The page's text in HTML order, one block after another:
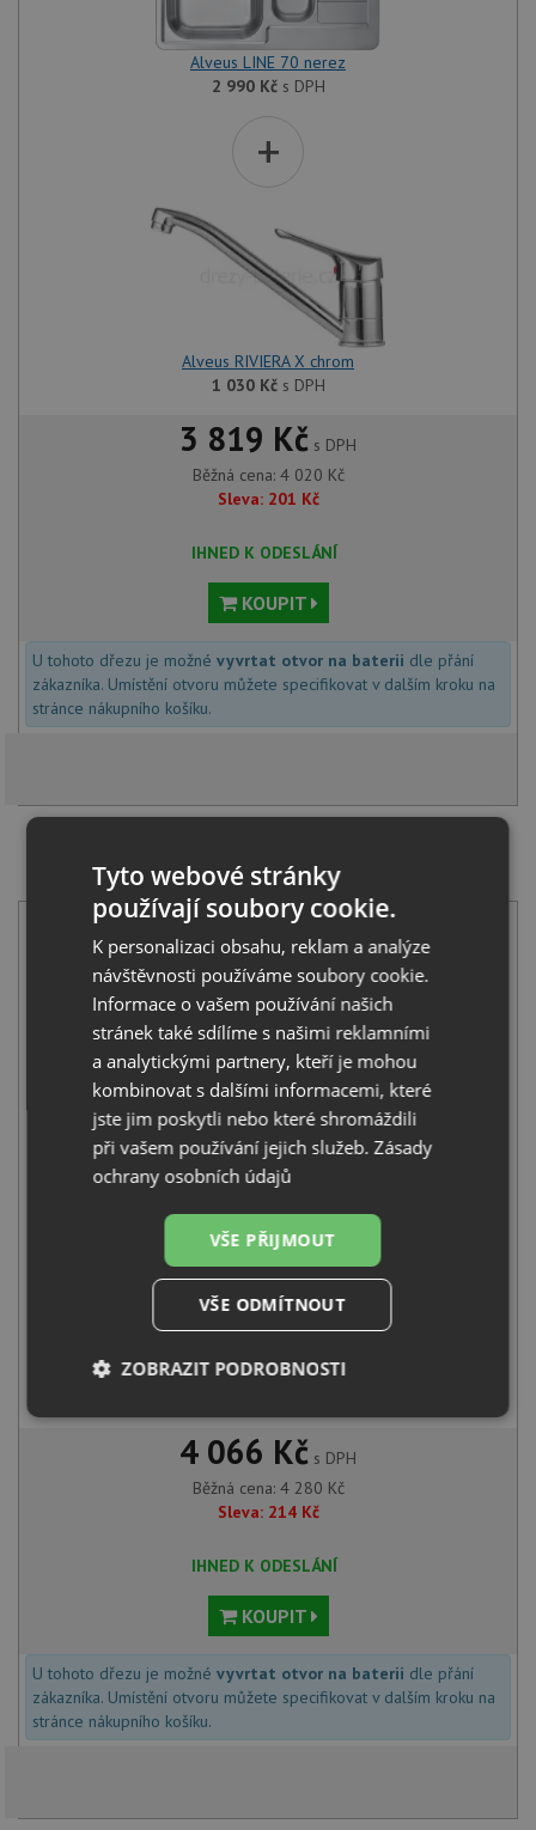
Alveus LINE 70 nerez
2 990 Kčs DPH
+
Alveus RIVIERA X chrom
1 030 Kčs DPH
3 819 Kč s DPH
Běžná cena: 4 020 Kč
Sleva: 201 Kč
IHNED K ODESLÁNÍ
KOUPIT
U tohoto dřezu je možné vyvrtat otvor na baterii dle přání
zákazníka. Umístění otvoru můžete specifikovat v dalším kroku na
stránce nákupního košíku.
chrom
Alveus LINE 70 nerez
2 990 Kčs DPH
+
Deante TUBO BUT 060M chrom
4 066 Kč s DPH
Běžná cena: 4 280 Kč
Sleva: 214 Kč
IHNED K ODESLÁNÍ
KOUPIT
U tohoto dřezu je možné vyvrtat otvor na baterii dle přání
zákazníka. Umístění otvoru můžete specifikovat v dalším kroku na
stránce nákupního košíku.
Tyto webové stránky
používají soubory cookie.
K personalizaci obsahu, reklam a analýze
návštěvnosti používáme soubory cookie.
Informace o vašem používání našich
stránek také sdílíme s našimi reklamními
a analytickými partnery, kteří je mohou
kombinovat s dalšími informacemi, které
jste jim poskytli nebo které shromáždili
při vašem používání jejich služeb.Zásady
ochrany osobních údajů
VŠE PŘIJMOUT
VŠE ODMÍTNOUT
ZOBRAZIT PODROBNOSTI
Nezbytně
soubory
Výkonové
soubory
Soubory
Nezařazené
soubory
Nezbytně nutné soubory
Výkonové soubory